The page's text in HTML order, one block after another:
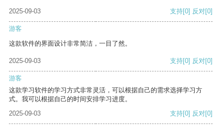
2025-09-03 支持[0] 反对[0]
游客
这款软件的界面设计非常简洁，一目了然。
2025-09-03 支持[0] 反对[0]
游客
这款学习软件的学习方式非常灵活，可以根据自己的需求选择学习方
式。我可以根据自己的时间安排学习进度。
2025-09-03
支持[0] 反对[0]